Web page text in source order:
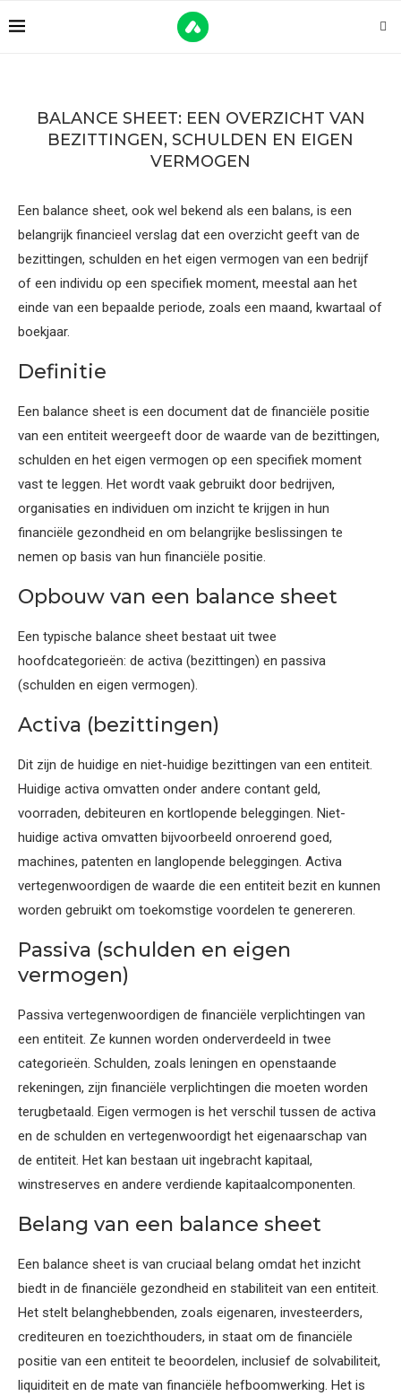
BALANCE SHEET: EEN OVERZICHT VAN
BEZITTINGEN, SCHULDEN EN EIGEN
VERMOGEN
Een balance sheet, ook wel bekend als een balans, is een
belangrijk financieel verslag dat een overzicht geeft van de
bezittingen, schulden en het eigen vermogen van een bedrijf
of een individu op een specifiek moment, meestal aan het
einde van een bepaalde periode, zoals een maand, kwartaal of
boekjaar.
Definitie
Een balance sheet is een document dat de financiële positie
van een entiteit weergeeft door de waarde van de bezittingen,
schulden en het eigen vermogen op een specifiek moment
vast te leggen. Het wordt vaak gebruikt door bedrijven,
organisaties en individuen om inzicht te krijgen in hun
financiële gezondheid en om belangrijke beslissingen te
nemen op basis van hun financiële positie.
Opbouw van een balance sheet
Een typische balance sheet bestaat uit twee
hoofdcategorieën: de activa (bezittingen) en passiva
(schulden en eigen vermogen).
Activa (bezittingen)
Dit zijn de huidige en niet-huidige bezittingen van een entiteit.
Huidige activa omvatten onder andere contant geld,
voorraden, debiteuren en kortlopende beleggingen. Niet-
huidige activa omvatten bijvoorbeeld onroerend goed,
machines, patenten en langlopende beleggingen. Activa
vertegenwoordigen de waarde die een entiteit bezit en kunnen
worden gebruikt om toekomstige voordelen te genereren.
Passiva (schulden en eigen
vermogen)
Passiva vertegenwoordigen de financiële verplichtingen van
een entiteit. Ze kunnen worden onderverdeeld in twee
categorieën. Schulden, zoals leningen en openstaande
rekeningen, zijn financiële verplichtingen die moeten worden
terugbetaald. Eigen vermogen is het verschil tussen de activa
en de schulden en vertegenwoordigt het eigenaarschap van
de entiteit. Het kan bestaan uit ingebracht kapitaal,
winstreserves en andere verdiende kapitaalcomponenten.
Belang van een balance sheet
Een balance sheet is van cruciaal belang omdat het inzicht
biedt in de financiële gezondheid en stabiliteit van een entiteit.
Het stelt belanghebbenden, zoals eigenaren, investeerders,
crediteuren en toezichthouders, in staat om de financiële
positie van een entiteit te beoordelen, inclusief de solvabiliteit,
liquiditeit en de mate van financiële hefboomwerking. Het is